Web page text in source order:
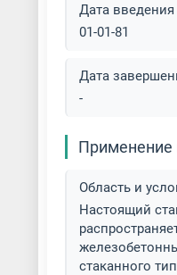
Дата
01-01-81
Дата
-
Применение
Область и
Настоящий
стаканного